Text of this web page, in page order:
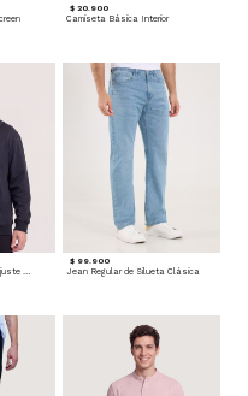
$ 20.900
Camiseta Básica Interior
$ 99.900
Jean Regular de Silueta Clásica